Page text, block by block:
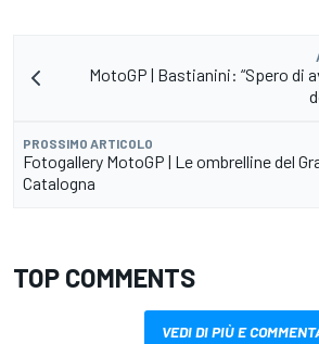
MotoGP | Bastianini: “Spero di
PROSSIMO ARTICOLO
Fotogallery MotoGP | Le ombrelline del
Catalogna
TOP COMMENTS
VEDI DI PIÙ E